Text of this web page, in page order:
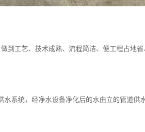
到工艺、技术成熟、流程简洁、便工程占地省
水系统，经净水设备净化后的水由立的管道供